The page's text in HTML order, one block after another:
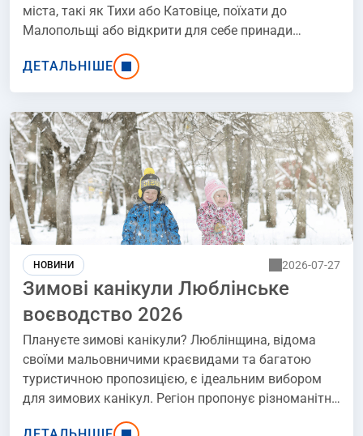
міста, такі як Тихи або Катовіце, поїхати до
Малопольщі або відкрити для себе принади
Нижньої Сілезії. Крім того, до багатьох цікавих
місць можна комфортно дістатися потягом.
Читайте далі - наступні натхнення для одноденних
поїздок з Рибника напевно заохотять вас
відправитися в більш ніж одну подорож!
ДЕТАЛЬНІШЕ
НОВИНИ 2026-07-27
Зимові канікули Люблінське
воєводство 2026
Плануєте зимові канікули? Люблінщина, відома
своїми мальовничими краєвидами та багатою
туристичною пропозицією, є ідеальним вибором
для зимових канікул. Регіон пропонує різноманітні
атракції, від історичних міст до чарівних